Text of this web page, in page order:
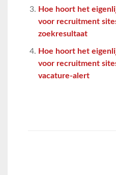
Hoe hoort het
voor recruitment
zoekresultaat
Hoe hoort het
voor recruitment
vacature-alert